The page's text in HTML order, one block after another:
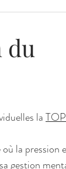
du
la
la pression
gestion